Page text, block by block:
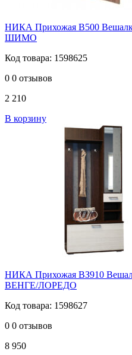
НИКА Прихожая В500
ШИМО
Код товара: 1598625
0 0 отзывов
2 210
В корзину
НИКА Прихожая ВЗ910
ВЕНГЕ/ЛОРЕДО
Код товара: 1598627
0 0 отзывов
8 950